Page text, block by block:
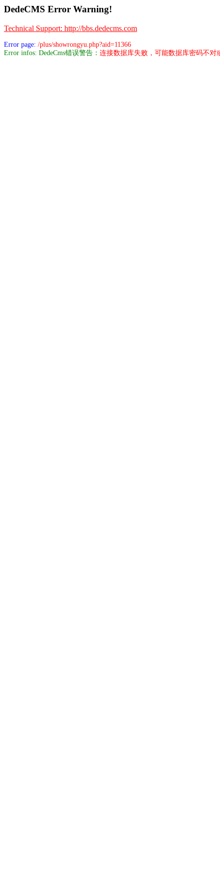
DedeCMS Error Warning!
Technical Support: http://bbs.dedecms.com
Error page: /plus/showrongyu.php?aid=11366
Error infos: DedeCms错误警告： 连接数据库失败，可能数据库密码不对